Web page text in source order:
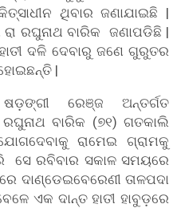
ଥିବାର ଜଣାଯାଇଛି |
ରଘୁନାଥ ବାରିକ ଜଣାପଡିଛି |
ଦଳି ଦେବାରୁ ଜଣେ ଗୁରୁତର
|
ରେଞ୍ଜ ଅନ୍ତର୍ଗତ
ବାରିକ (୭୧) ଗତକାଲି
ରାମେଇ ଗ୍ରାମକୁ
ସେ ରବିବାର ସକାଳ ସମୟରେ
ଦାଣ୍ଡେଇବେରେଣୀ ତାଳପଦା
ଏକ ଦାନ୍ତ ହାତୀ ହାବୁଡ଼ରେ